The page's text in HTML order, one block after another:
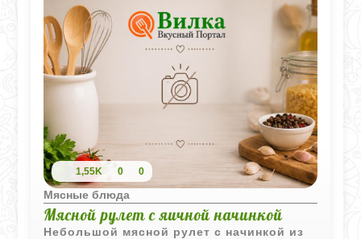
1,55K 0 0
Мясные блюда
Мясной рулет с яичной начинкой
Небольшой мясной рулет с начинкой из